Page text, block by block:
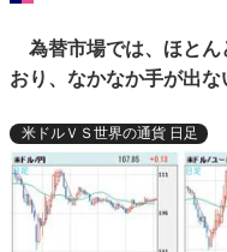
為替市場では、ほと
おり、なかなか手が出な
米ドルＶＳ世界の通貨 日足